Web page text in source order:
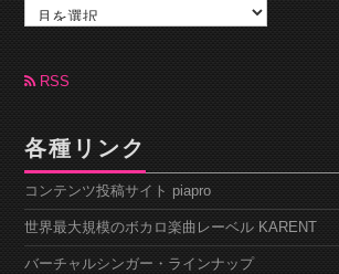
カ
ブ RSS
各種リンク
コンテンツ投稿サイト piapro
世界最大規模のボカロ楽曲レーベル KARENT
バーチャルシンガー・ラインナップ